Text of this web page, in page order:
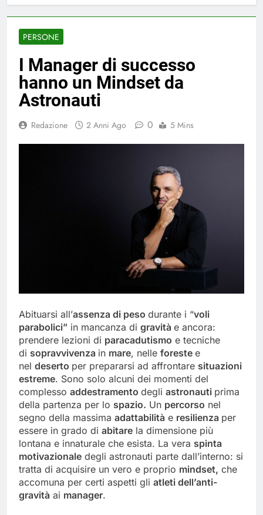
PERSONE
I Manager di successo
hanno un Mindset da
Astronauti
Redazione 2 Anni Ago 0 5 Mins
Abituarsi all’assenza di peso durante i “voli
parabolici” in mancanza di gravità e ancora:
prendere lezioni di paracadutismo e tecniche
di sopravvivenza in mare, nelle foreste e
nel deserto per prepararsi ad affrontare situazioni
estreme. Sono solo alcuni dei momenti del
complesso addestramento degli astronauti prima
della partenza per lo spazio. Un percorso nel
segno della massima adattabilità e resilienza per
essere in grado di abitare la dimensione più
lontana e innaturale che esista. La vera spinta
motivazionale degli astronauti parte dall’interno: si
tratta di acquisire un vero e proprio mindset, che
accomuna per certi aspetti gli atleti dell’anti-
gravità ai manager.